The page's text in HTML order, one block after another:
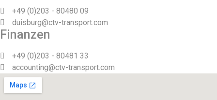
+49 (0)203 - 80480 09
duisburg@ctv-transport.com
Finanzen
+49 (0)203 - 80481 33
accounting@ctv-transport.com